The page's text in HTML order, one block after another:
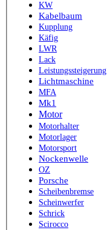
KW
Kabelbaum
Kupplung
Käfig
LWR
Lack
Leistungssteigerung
Lichtmaschine
MFA
Mk1
Motor
Motorhalter
Motorlager
Motorsport
Nockenwelle
OZ
Porsche
Scheibenbremse
Scheinwerfer
Schrick
Scirocco